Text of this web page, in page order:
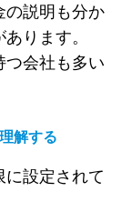
の説明も分か
ります。
つ会社も多い
解する
設定されて